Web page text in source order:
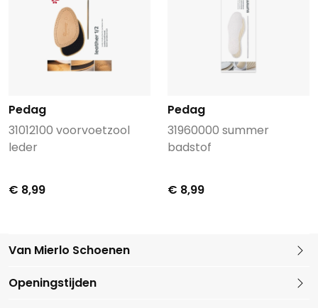
Pedag
31012100 voorvoetzool
leder
€ 8,99
Pedag
31960000 summer
badstof
€ 8,99
Van Mierlo Schoenen
Openingstijden